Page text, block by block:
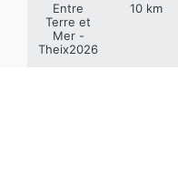
Entre
Terre et
Mer -
Theix2026
10 km